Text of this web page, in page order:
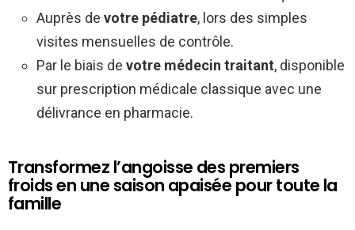
Auprès de votre pédiatre, lors des simples
visites mensuelles de contrôle.
Par le biais de votre médecin traitant, disponible
sur prescription médicale classique avec une
délivrance en pharmacie.
Transformez l’angoisse des premiers
froids en une saison apaisée pour toute la
famille